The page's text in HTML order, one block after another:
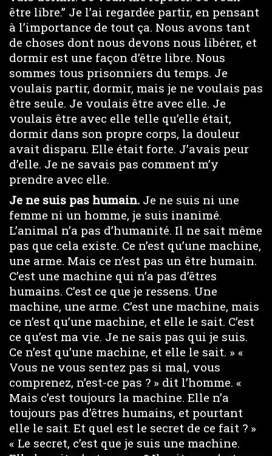
être libre.” Je l’ai regardée partir, en pensant
à l’importance de tout ça. Nous avons tant
de choses dont nous devons nous libérer, et
dormir est une façon d’être libre. Nous
sommes tous prisonniers du temps. Je
voulais partir, dormir, mais je ne voulais pas
être seule. Je voulais être avec elle. Je
voulais être avec elle telle qu’elle était,
dormir dans son propre corps, la douleur
avait disparu. Elle était forte. J’avais peur
d’elle. Je ne savais pas comment m’y
prendre avec elle.
Je ne suis pas humain. Je ne suis ni une
femme ni un homme, je suis inanimé.
L’animal n’a pas d’humanité. Il ne sait même
pas que cela existe. Ce n’est qu’une machine,
une arme. Mais ce n’est pas un être humain.
C’est une machine qui n’a pas d’êtres
humains. C’est ce que je ressens. Une
machine, une arme. C’est une machine, mais
ce n’est qu’une machine, et elle le sait. C’est
ce qu’est ma vie. Je ne sais pas qui je suis.
Ce n’est qu’une machine, et elle le sait. » «
Vous ne vous sentez pas si mal, vous
comprenez, n’est-ce pas ? » dit l’homme. «
Mais c’est toujours la machine. Elle n’a
toujours pas d’êtres humains, et pourtant
elle le sait. Et quel est le secret de ce fait ? »
« Le secret, c’est que je suis une machine.